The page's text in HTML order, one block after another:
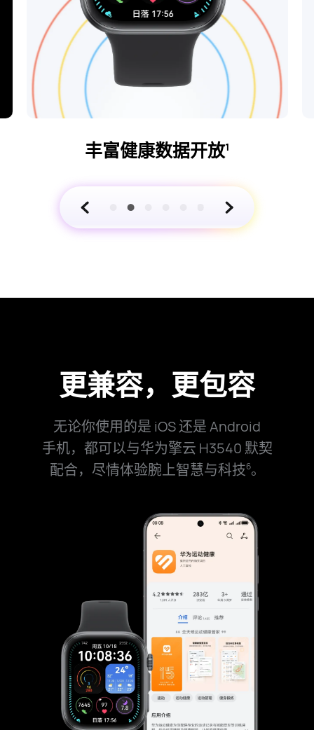
丰富健康数据开放1
更兼容，更包容
无论你使用的是 iOS 还是 Android
手机，都可以与华为擎云 H3540 默契
配合，尽情体验腕上智慧与科⁠技6。